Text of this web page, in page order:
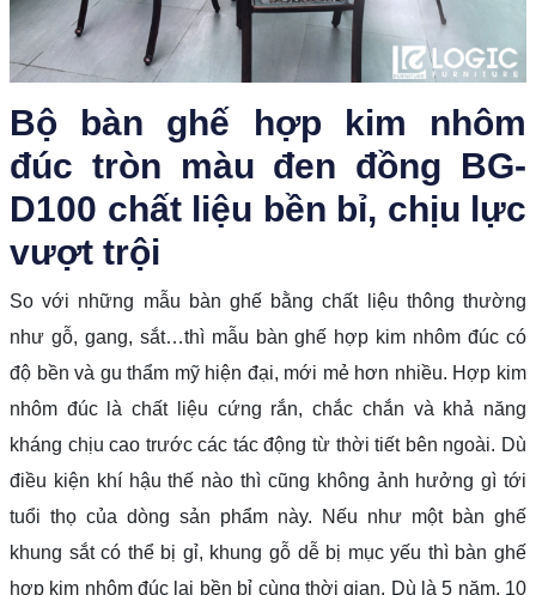
Bộ bàn ghế hợp kim nhôm
đúc tròn màu đen đồng BG-
D100 chất liệu bền bỉ, chịu lực
vượt trội
So với những mẫu bàn ghế bằng chất liệu thông thường
như gỗ, gang, sắt…thì mẫu bàn ghế hợp kim nhôm đúc có
độ bền và gu thẩm mỹ hiện đại, mới mẻ hơn nhiều. Hợp kim
nhôm đúc là chất liệu cứng rắn, chắc chắn và khả năng
kháng chịu cao trước các tác động từ thời tiết bên ngoài. Dù
điều kiện khí hậu thế nào thì cũng không ảnh hưởng gì tới
tuổi thọ của dòng sản phẩm này. Nếu như một bàn ghế
khung sắt có thể bị gỉ, khung gỗ dễ bị mục yếu thì bàn ghế
hợp kim nhôm đúc lại bền bỉ cùng thời gian. Dù là 5 năm, 10